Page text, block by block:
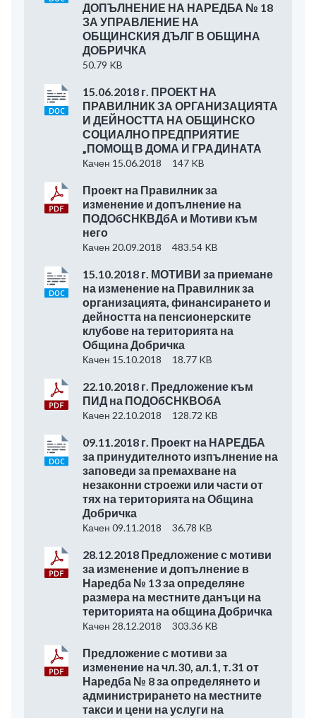
ДОПЪЛНЕНИЕ НА НАРЕДБА № 18
ЗА УПРАВЛЕНИЕ НА
ОБЩИНСКИЯ ДЪЛГ В ОБЩИНА
ДОБРИЧКА
50.79 KB
15.06.2018 г. ПРОЕКТ НА
ПРАВИЛНИК ЗА ОРГАНИЗАЦИЯТА
И ДЕЙНОСТТА НА ОБЩИНСКО
СОЦИАЛНО ПРЕДПРИЯТИЕ
„ПОМОЩ В ДОМА И ГРАДИНАТА
Качен 15.06.2018 147 KB
Проект на Правилник за
изменение и допълнение на
ПОДОбСНКВДбА и Мотиви към
него
Качен 20.09.2018 483.54 KB
15.10.2018 г. МОТИВИ за приемане
на изменение на Правилник за
организацията, финансирането и
дейността на пенсионерските
клубове на територията на
Община Добричка
Качен 15.10.2018 18.77 KB
22.10.2018 г. Предложение към
ПИД на ПОДОбСНКВОбА
Качен 22.10.2018 128.72 KB
09.11.2018 г. Проект на НАРЕДБА
за принудителното изпълнение на
заповеди за премахване на
незаконни строежи или части от
тях на територията на Община
Добричка
Качен 09.11.2018 36.78 KB
28.12.2018 Предложение с мотиви
за изменение и допълнение в
Наредба № 13 за определяне
размера на местните данъци на
територията на община Добричка
Качен 28.12.2018 303.36 KB
Предложение с мотиви за
изменение на чл.30, ал.1, т.31 от
Наредба № 8 за определянето и
администрирането на местните
такси и цени на услуги на